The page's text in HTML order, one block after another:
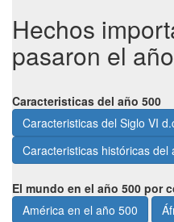
Hechos
pasaron el
Caracteristicas del año 500
Caracteristicas del Siglo VI
Caracteristicas históricas del
El mundo en el año 500 por
América en el año 500